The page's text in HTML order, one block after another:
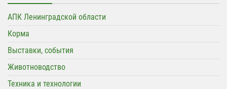
АПК Ленинградской области
Корма
Выставки, события
Животноводство
Техника и технологии